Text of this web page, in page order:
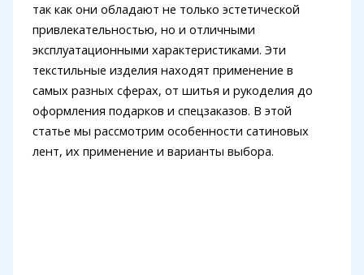
так как они обладают не только эстетической
привлекательностью, но и отличными
эксплуатационными характеристиками. Эти
текстильные изделия находят применение в
самых разных сферах, от шитья и рукоделия до
оформления подарков и спецзаказов. В этой
статье мы рассмотрим особенности сатиновых
лент, их применение и варианты выбора.